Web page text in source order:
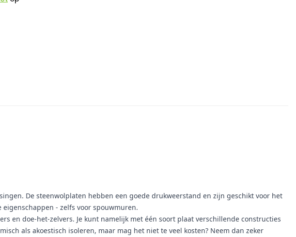
De steenwolplaten hebben een goede drukweerstand en zijn geschikt voor het
- zelfs voor spouwmuren.
en doe-het-zelvers. Je kunt namelijk met één soort plaat verschillende constructies
als akoestisch isoleren, maar mag het niet te veel kosten? Neem dan zeker